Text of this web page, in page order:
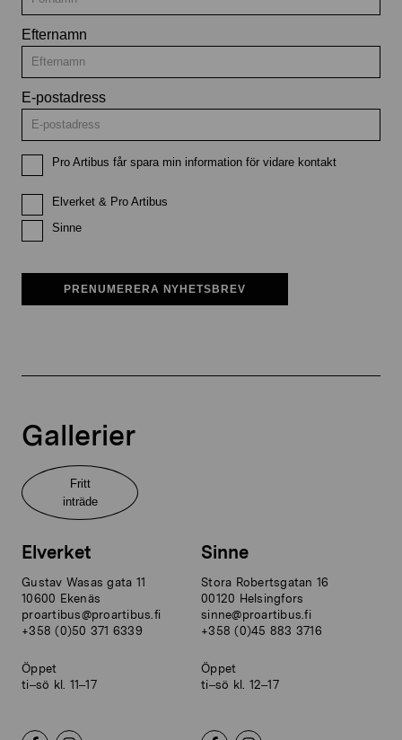
Efternamn
E-postadress
Pro Artibus får spara min information för vidare kontakt
Elverket & Pro Artibus
Sinne
PRENUMERERA NYHETSBREV
Gallerier
Fritt
inträde
Elverket
Gustav Wasas gata 11
10600 Ekenäs
proartibus@proartibus.fi
+358 (0)50 371 6339
Öppet
ti–sö kl. 11–17
Sinne
Stora Robertsgatan 16
00120 Helsingfors
sinne@proartibus.fi
+358 (0)45 883 3716
Öppet
ti–sö kl. 12–17